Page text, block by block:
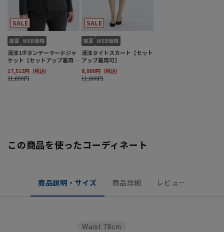
この商品を使ったコーディネート
商品説明・サイズ 商品詳細 レビュー
Waist 78cm